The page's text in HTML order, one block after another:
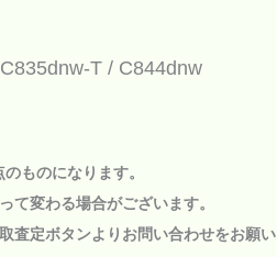
C835dnw-T C844dnw
ものになります。
変わる場合がございます。
査定ボタンよりお問い合わせをお願い